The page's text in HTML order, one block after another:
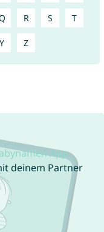
R S T
Y Z
App
deinem Partner